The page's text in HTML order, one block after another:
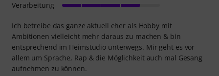
Ich betreibe das ganze aktuell eher als Hobby mit
Ambitionen vielleicht mehr daraus zu machen & bin
entsprechend im Heimstudio unterwegs. Mir geht es vor
allem um Sprache, Rap & die Möglichkeit auch mal Gesang
aufnehmen zu können.
Verarbeitung